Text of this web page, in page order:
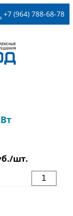
+7 (964) 788-68-78
шт.